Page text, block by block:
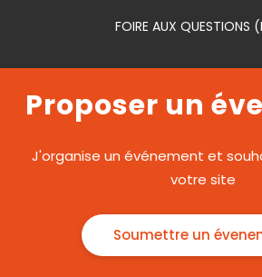
FOIRE AUX QUESTIONS
Proposer un
J'organise un événement et
votre site
Soumettre un